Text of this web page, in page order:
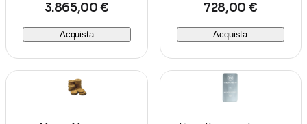
3.865,00 €
Acquista
728,00 €
Acquista